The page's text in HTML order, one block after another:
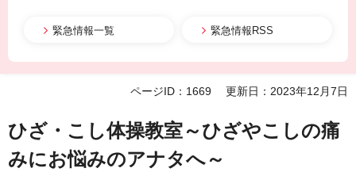
緊急情報一覧 緊急情報RSS
ページID：1669 更新日：2023年12月7日
ひざ・こし体操教室～ひざやこしの痛
みにお悩みのアナタへ～